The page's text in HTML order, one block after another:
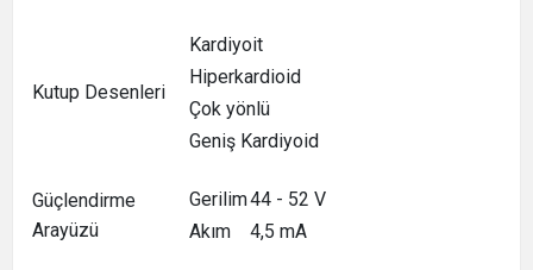
Kutup Desenleri
Kardiyoit
Hiperkardioid
Çok yönlü
Geniş Kardiyoid
Güçlendirme
Arayüzü
Gerilim44 - 52 V
Akım
4,5 mA